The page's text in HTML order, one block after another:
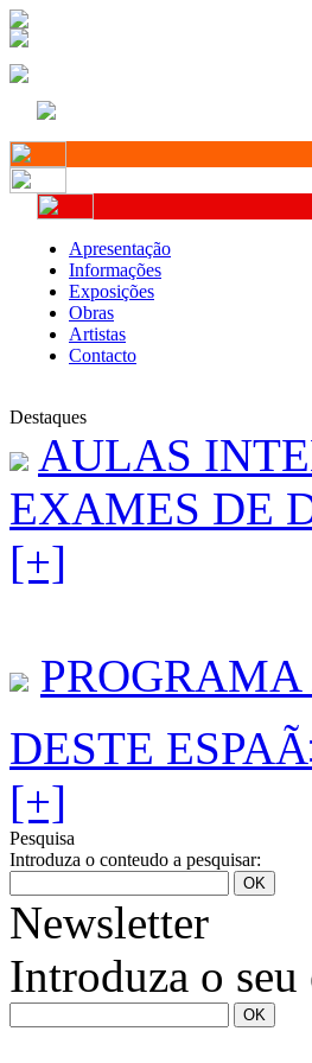
Apresentação
Informações
Exposições
Obras
Artistas
Contacto
Destaques
AULAS
EXAMES DE
[+]
DESTE
[+]
Pesquisa
Introduza o conteudo a pesquisar:
Newsletter
Introduza o seu